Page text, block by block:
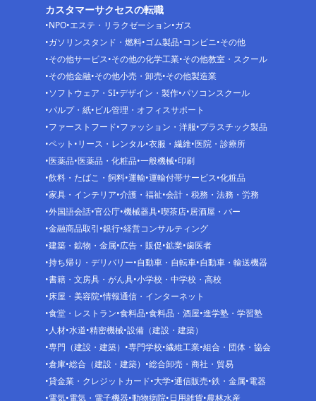
カスタマーサクセスの転職
NPO エステ・リラクゼーション ガス
ガソリンスタンド・燃料 ゴム製品 コンビニ その他
その他サービス その他の化学工業 その他教室・スクール
その他金融 その他小売・卸売 その他製造業
ソフトウェア・SI デザイン・製作 パソコンスクール
パルプ・紙 ビル管理・オフィスサポート
ファーストフード ファッション・洋服 プラスチック製品
ペット リース・レンタル 衣服・繊維 医院・診療所
医薬品 医薬品・化粧品 一般機械 印刷
飲料・たばこ・飼料 運輸 運輸付帯サービス 化粧品
家具・インテリア 介護・福祉 会計・税務・法務・労務
外国語会話 官公庁 機械器具 喫茶店 居酒屋・バー
金融商品取引 銀行 経営コンサルティング
建築・鉱物・金属 広告・販促 鉱業 歯医者
持ち帰り・デリバリー 自動車・自転車 自動車・輸送機器
書籍・文房具・がん具 小学校・中学校・高校
床屋・美容院 情報通信・インターネット
食堂・レストラン 食料品 食料品・酒屋 進学塾・学習塾
人材 水道 精密機械 設備（建設・建築）
専門（建設・建築）
専門学校 繊維工業 組合・団体・協会
倉庫 総合（建設・建築）
総合卸売・商社・貿易
貸金業・クレジットカード 大学 通信販売 鉄・金属 電器
電気 電気・電子機器 動物病院 日用雑貨 農林水産